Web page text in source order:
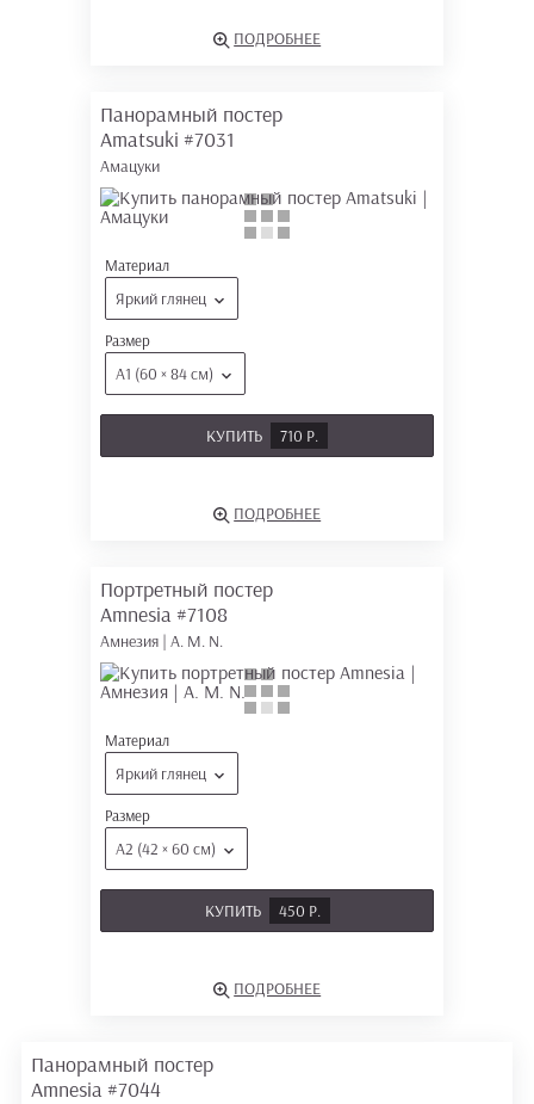
ПОДРОБНЕЕ
Панорамный постер
Amatsuki #7031
Амацуки
Материал
Яркий глянец
Размер
А1 (60 × 84 см)
КУПИТЬ 710 Р.
ПОДРОБНЕЕ
Портретный постер
Amnesia #7108
Амнезия | A. M. N.
Материал
Яркий глянец
Размер
А2 (42 × 60 см)
КУПИТЬ 450 Р.
ПОДРОБНЕЕ
Панорамный постер
Amnesia #7044